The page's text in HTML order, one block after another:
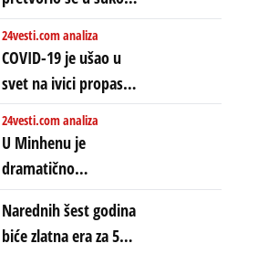
starog poretka
globalne preferencije
između običnih ljudi:
ZAŠTO SE DEŠAVA
EKSTREMNA
POLARIZACIJA?
24vesti.com analiza
COVID-19 je ušao u
svet na ivici propasti,
ubio milione, ali je
spasao sistem
24vesti.com analiza
U Minhenu je
dramatično
proglašen „kraj jedne
ere“, ali sa
dvostrukom
Narednih šest godina
biće zlatna era za 5